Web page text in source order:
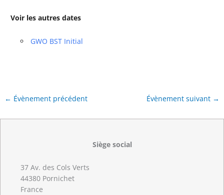
Voir les autres dates
GWO BST Initial
← Évènement précédent Évènement suivant →
Siège social
37 Av. des Cols Verts
44380 Pornichet
France